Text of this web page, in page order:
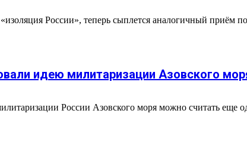
России», теперь сыплется аналогичный
идею милитаризации Азовского
России Азовского моря можно считать еще